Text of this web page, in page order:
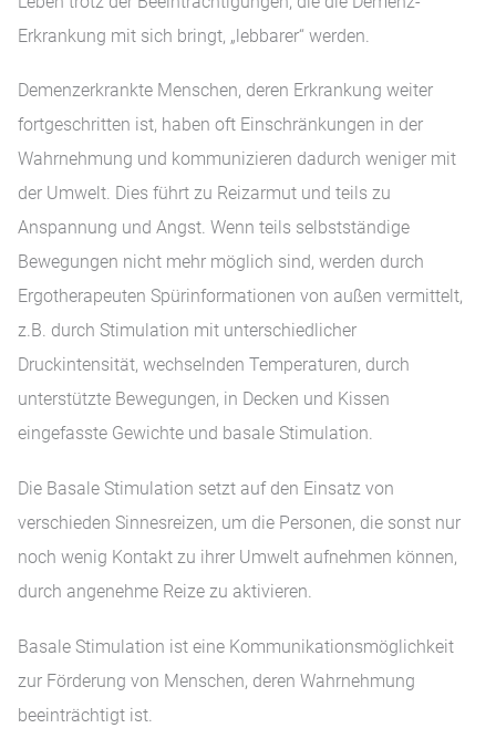
Erkrankung mit sich bringt, „lebbarer“ werden.
Demenzerkrankte Menschen, deren Erkrankung weiter
fortgeschritten ist, haben oft Einschränkungen in der
Wahrnehmung und kommunizieren dadurch weniger mit
der Umwelt. Dies führt zu Reizarmut und teils zu
Anspannung und Angst. Wenn teils selbstständige
Bewegungen nicht mehr möglich sind, werden durch
Ergotherapeuten Spürinformationen von außen vermittelt,
z.B. durch Stimulation mit unterschiedlicher
Druckintensität, wechselnden Temperaturen, durch
unterstützte Bewegungen, in Decken und Kissen
eingefasste Gewichte und basale Stimulation.
Die Basale Stimulation setzt auf den Einsatz von
verschieden Sinnesreizen, um die Personen, die sonst nur
noch wenig Kontakt zu ihrer Umwelt aufnehmen können,
durch angenehme Reize zu aktivieren.
Basale Stimulation ist eine Kommunikationsmöglichkeit
zur Förderung von Menschen, deren Wahrnehmung
beeinträchtigt ist.